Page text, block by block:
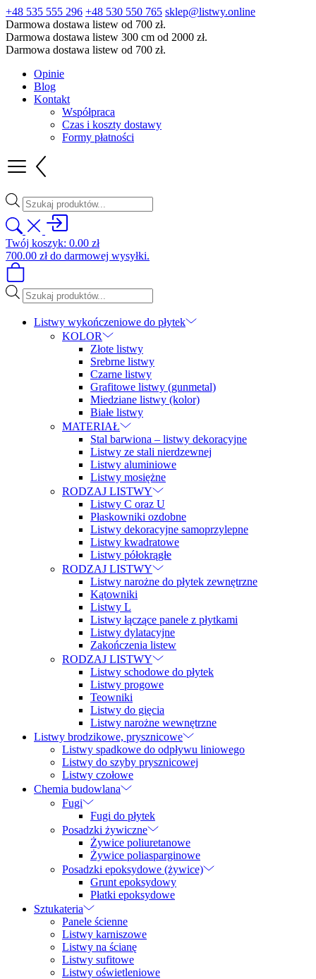
+48 535 555 296 +48 530 550 765 sklep@listwy.online
Darmowa dostawa listew od 700 zł.
Darmowa dostawa listew 300 cm od 2000 zł.
Darmowa dostawa listew od 700 zł.
Opinie
Blog
Kontakt
Współpraca
Czas i koszty dostawy
Formy płatności
Wyszukiwarka
produktów
Twój koszyk: 0.00 zł
700.00 złdo darmowej wysyłki.
Wyszukiwarka
produktów
Listwy wykończeniowe do płytek
KOLOR
Złote listwy
Srebrne listwy
Czarne listwy
Grafitowe listwy (gunmetal)
Miedziane listwy (kolor)
Białe listwy
MATERIAŁ
Stal barwiona – listwy dekoracyjne
Listwy ze stali nierdzewnej
Listwy aluminiowe
Listwy mosiężne
RODZAJ LISTWY
Listwy C oraz U
Płaskowniki ozdobne
Listwy dekoracyjne samoprzylepne
Listwy kwadratowe
Listwy półokrągłe
RODZAJ LISTWY
Listwy narożne do płytek zewnętrzne
Kątowniki
Listwy L
Listwy łączące panele z płytkami
Listwy dylatacyjne
Zakończenia listew
RODZAJ LISTWY
Listwy schodowe do płytek
Listwy progowe
Teowniki
Listwy do gięcia
Listwy narożne wewnętrzne
Listwy brodzikowe, prysznicowe
Listwy spadkowe do odpływu liniowego
Listwy do szyby prysznicowej
Listwy czołowe
Chemia budowlana
Fugi
Fugi do płytek
Posadzki żywiczne
Żywice poliuretanowe
Żywice poliasparginowe
Posadzki epoksydowe (żywice)
Grunt epoksydowy
Płatki epoksydowe
Sztukateria
Panele ścienne
Listwy karniszowe
Listwy na ścianę
Listwy sufitowe
Listwy oświetleniowe